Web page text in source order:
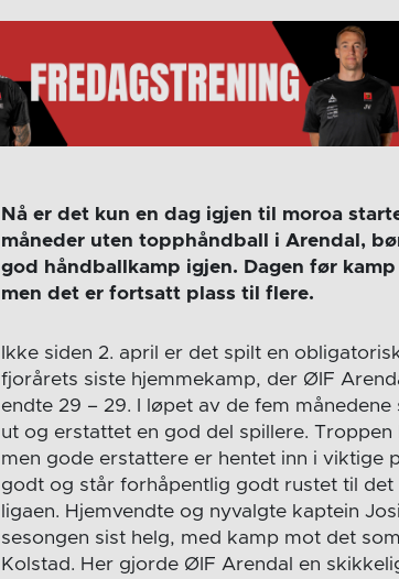
Nå er det kun en dag igjen til moroa
måneder uten topphåndball i Arendal,
god håndballkamp igjen. Dagen før
men det er fortsatt plass til flere.
Ikke siden 2. april er det spilt en
fjorårets siste hjemmekamp, der ØIF
endte 29 – 29. I løpet av de fem
ut og erstattet en god del spillere.
men gode erstattere er hentet inn i viktige
godt og står forhåpentlig godt rustet til
ligaen. Hjemvendte og nyvalgte kaptein
sesongen sist helg, med kamp mot det
Kolstad. Her gjorde ØIF Arendal en